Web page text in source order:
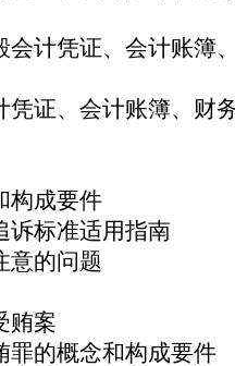
会计凭证、会计账簿
凭证、会计账簿、财
构成要件
诉标准适用指南
意的问题
贿案
罪的概念和构成要件